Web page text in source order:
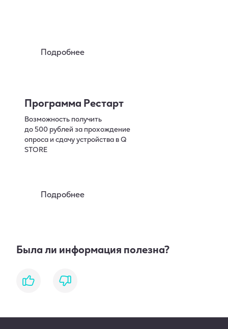
Подробнее
Программа Рестарт
Возможность получить
до 500 рублей за прохождение
опроса и сдачу устройства в Q
STORE
Подробнее
Была ли информация полезна?
like dislike